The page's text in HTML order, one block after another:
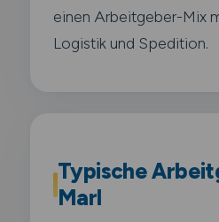
einen Arbeitgeber-Mix
Logistik und Spedition.
Typische
Marl